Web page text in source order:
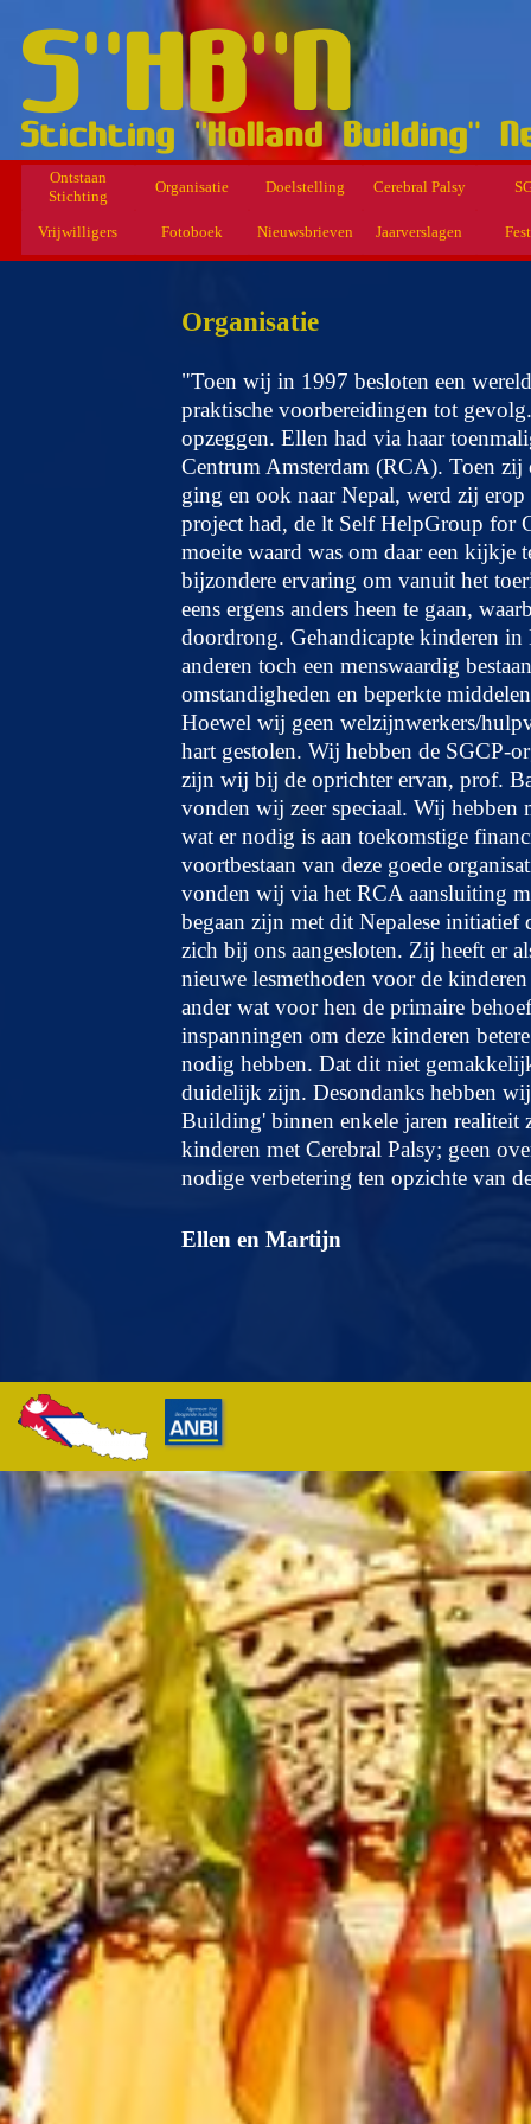
Ontstaan
Stichting
Organisatie Doelstelling Cerebral Palsy
Vrijwilligers Fotoboek Nieuwsbrieven Jaarverslagen
Organisatie
"Toen wij in 1997 besloten een
praktische voorbereidingen tot
opzeggen. Ellen had via haar
Centrum Amsterdam (RCA). Toen zij
ging en ook naar Nepal, werd zij
project had, de lt Self HelpGroup for
moeite waard was om daar een kijkje
bijzondere ervaring om vanuit het
eens ergens anders heen te gaan,
doordrong. Gehandicapte kinderen
anderen toch een menswaardig
omstandigheden en beperkte
Hoewel wij geen welzijnwerkers/
hart gestolen. Wij hebben de SGCP-
zijn wij bij de oprichter ervan, prof.
vonden wij zeer speciaal. Wij hebben
wat er nodig is aan toekomstige
voortbestaan van deze goede
vonden wij via het RCA aansluiting
begaan zijn met dit Nepalese initiatief
zich bij ons aangesloten. Zij heeft er
nieuwe lesmethoden voor de
ander wat voor hen de primaire
inspanningen om deze kinderen
nodig hebben. Dat dit niet
duidelijk zijn. Desondanks hebben
Building' binnen enkele jaren realiteit
kinderen met Cerebral Palsy; geen
nodige verbetering ten opzichte van
Ellen en Martijn